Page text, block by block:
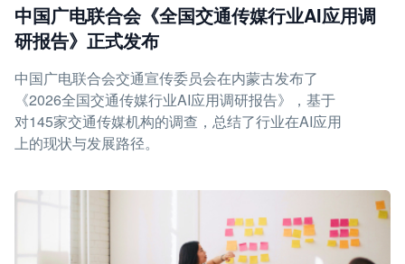
中国广电联合会《全国交通传媒行业AI应用调
研报告》正式发布
中国广电联合会交通宣传委员会在内蒙古发布了
《2026全国交通传媒行业AI应用调研报告》，基于
对145家交通传媒机构的调查，总结了行业在AI应用
上的现状与发展路径。